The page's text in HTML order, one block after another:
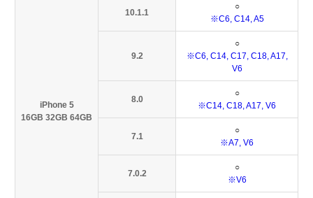
iPhone 5
16GB 32GB 64GB
10.1.1
○
※C6, C14, A5
9.2
○
※C6, C14, C17, C18, A17,
V6
8.0
○
※C14, C18, A17, V6
7.1
○
※A7, V6
7.0.2
○
※V6